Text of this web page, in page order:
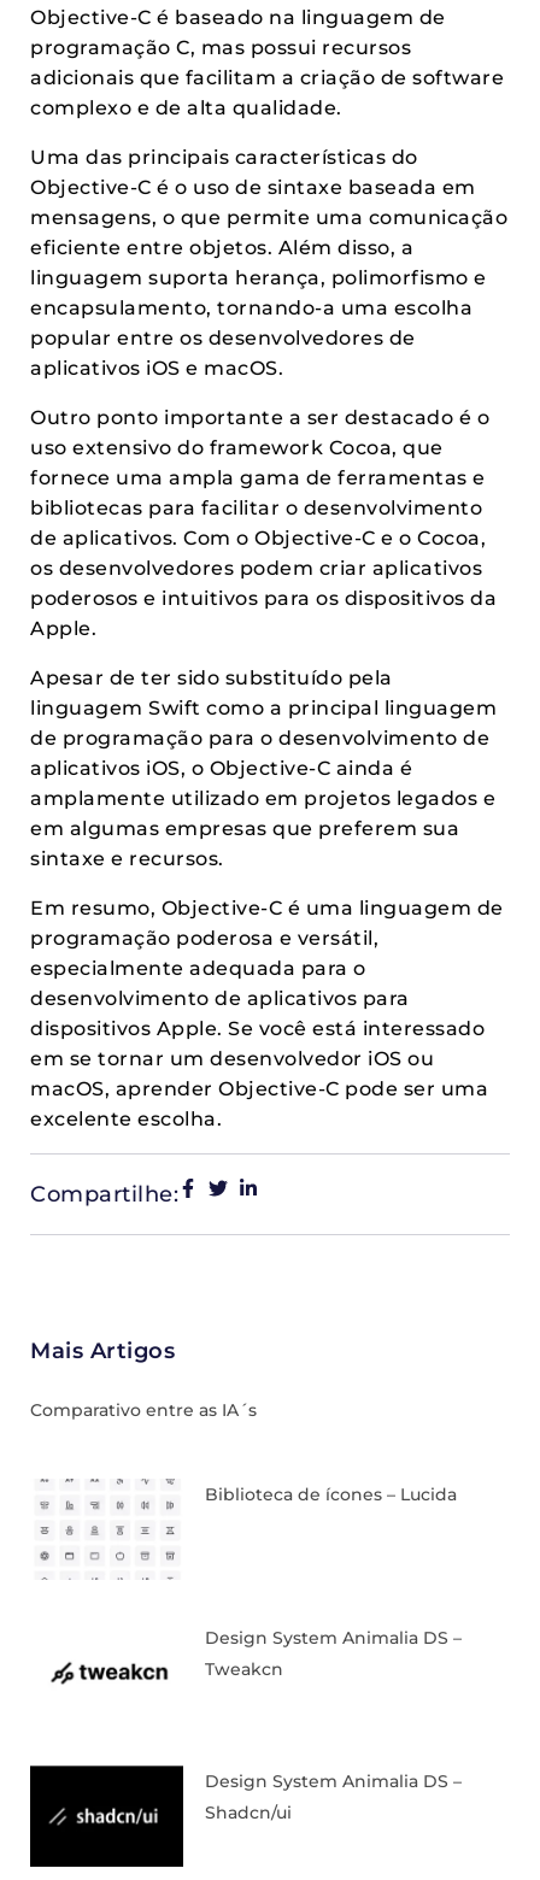
Objective-C é baseado na linguagem de
programação C, mas possui recursos
adicionais que facilitam a criação de software
complexo e de alta qualidade.
Uma das principais características do
Objective-C é o uso de sintaxe baseada em
mensagens, o que permite uma comunicação
eficiente entre objetos. Além disso, a
linguagem suporta herança, polimorfismo e
encapsulamento, tornando-a uma escolha
popular entre os desenvolvedores de
aplicativos iOS e macOS.
Outro ponto importante a ser destacado é o
uso extensivo do framework Cocoa, que
fornece uma ampla gama de ferramentas e
bibliotecas para facilitar o desenvolvimento
de aplicativos. Com o Objective-C e o Cocoa,
os desenvolvedores podem criar aplicativos
poderosos e intuitivos para os dispositivos da
Apple.
Apesar de ter sido substituído pela
linguagem Swift como a principal linguagem
de programação para o desenvolvimento de
aplicativos iOS, o Objective-C ainda é
amplamente utilizado em projetos legados e
em algumas empresas que preferem sua
sintaxe e recursos.
Em resumo, Objective-C é uma linguagem de
programação poderosa e versátil,
especialmente adequada para o
desenvolvimento de aplicativos para
dispositivos Apple. Se você está interessado
em se tornar um desenvolvedor iOS ou
macOS, aprender Objective-C pode ser uma
excelente escolha.
Compartilhe:
Mais Artigos
Comparativo entre as IA´s
Biblioteca de ícones – Lucida
Design System Animalia DS –
Tweakcn
Design System Animalia DS –
Shadcn/ui